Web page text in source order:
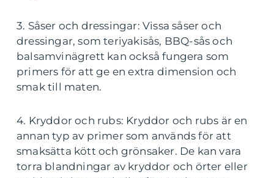
3. Såser och dressingar: Vissa såser och
dressingar, som teriyakisås, BBQ-sås och
balsamvinägrett kan också fungera som
primers för att ge en extra dimension och
smak till maten.
4. Kryddor och rubs: Kryddor och rubs är en
annan typ av primer som används för att
smaksätta kött och grönsaker. De kan vara
torra blandningar av kryddor och örter eller